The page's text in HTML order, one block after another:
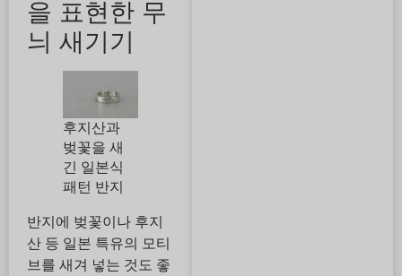
을 표현한 무
늬 새기기
후지산과
벚꽃을 새
긴 일본식
패턴 반지
반지에 벚꽃이나 후지
산 등 일본 특유의 모티
브를 새겨 넣는 것도 좋